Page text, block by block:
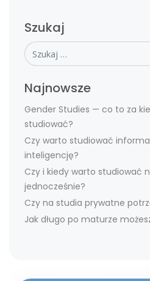
Szukaj
Szukaj
Najnowsze
Gender Studies — co to za
studiować?
Czy warto studiować
inteligencję?
Czy i kiedy warto studiować
jednocześnie?
Czy na studia prywatne
Jak długo po maturze